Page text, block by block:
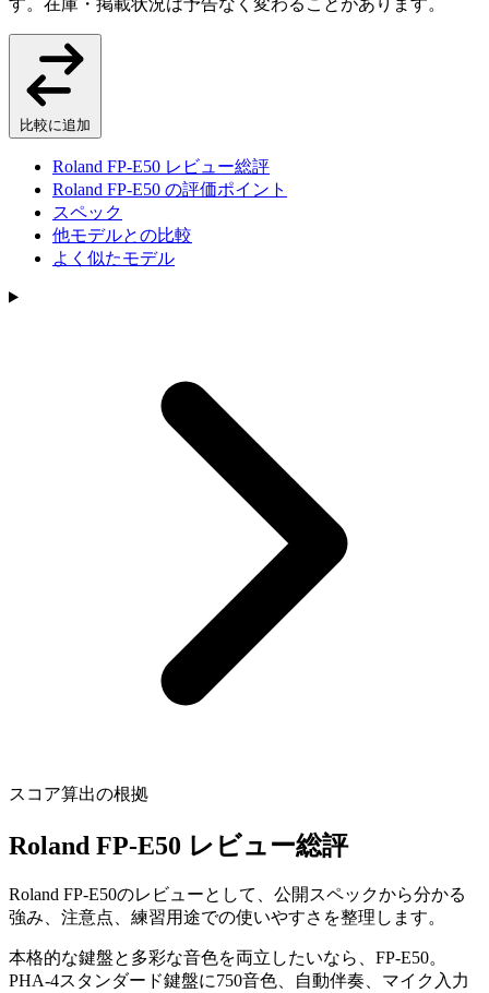
比較に追加
Roland FP-E50 レビュー総評
Roland FP-E50 の評価ポイント
スペック
他モデルとの比較
よく似たモデル
スコア算出の根拠
Roland FP-E50 レビュー総評
Roland FP-E50のレビューとして、公開スペックから分かる
強み、注意点、練習用途での使いやすさを整理します。
本格的な鍵盤と多彩な音色を両立したいなら、FP-E50。
PHA-4スタンダード鍵盤に750音色、自動伴奏、マイク入力